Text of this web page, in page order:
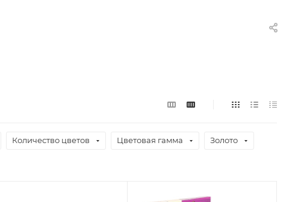
Количество цветов Цветовая гамма Золото